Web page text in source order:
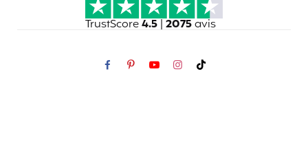
TrustScore4.5 | 2075avis